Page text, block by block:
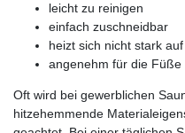
leicht zu reinigen
einfach zuschneidbar
heizt sich nicht stark auf
angenehm für die Füße
Oft wird bei gewerblichen
hitzehemmende